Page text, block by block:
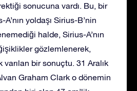
sonucuna vardı. Bu, bir
yoldaşı Sirius-B’nin
halde, Sirius-A’nın
gözlemlenerek,
bir sonuçtu. 31 Aralık
Graham Clark o dönemin